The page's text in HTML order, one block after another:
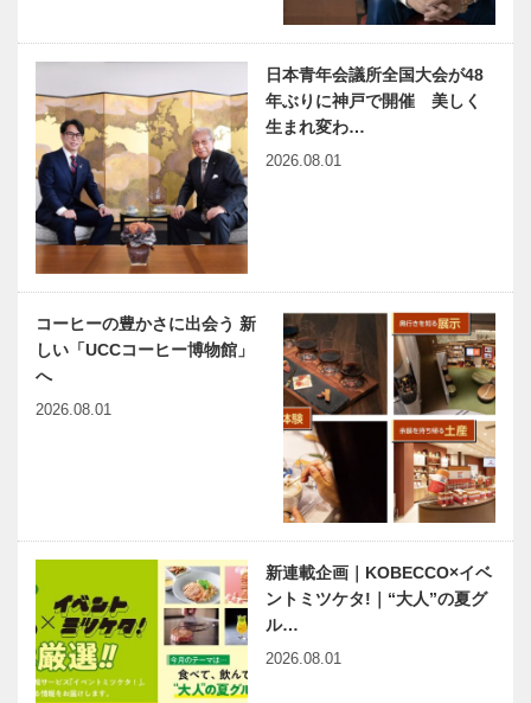
日本青年会議所全国大会が48
年ぶりに神戸で開催 美しく
生まれ変わ…
2026.08.01
コーヒーの豊かさに出会う 新
しい「UCCコーヒー博物館」
へ
2026.08.01
新連載企画｜KOBECCO×イベ
ントミツケタ!｜“大人”の夏グ
ル…
2026.08.01